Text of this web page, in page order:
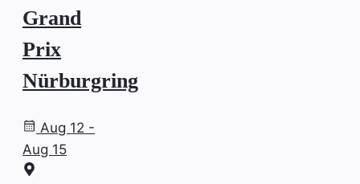
Grand
Prix
Nürburgring
Aug 12 -
Aug 15